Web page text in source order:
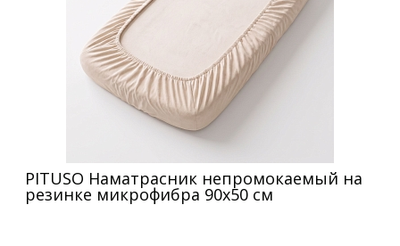
PITUSO Наматрасник непромокаемый на
резинке микрофибра 90х50 см